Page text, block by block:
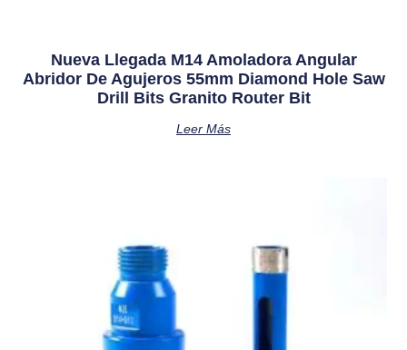
Nueva Llegada M14 Amoladora Angular
Abridor De Agujeros 55mm Diamond Hole Saw
Drill Bits Granito Router Bit
Leer Más